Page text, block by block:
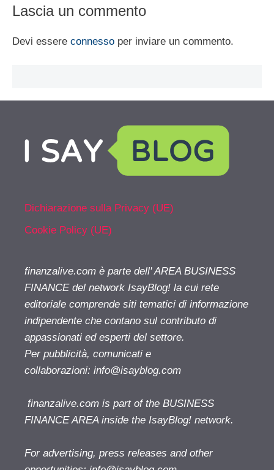
Lascia un commento
Devi essere connesso per inviare un commento.
Dichiarazione sulla Privacy (UE)
Cookie Policy (UE)
finanzalive.com è parte dell' AREA BUSINESS
FINANCE del network IsayBlog! la cui rete
editoriale comprende siti tematici di informazione
indipendente che contano sul contributo di
appassionati ed esperti del settore.
Per pubblicità, comunicati e
collaborazioni: info@isayblog.com
finanzalive.com is part of the BUSINESS
FINANCE AREA inside the IsayBlog! network.
For advertising, press releases and other